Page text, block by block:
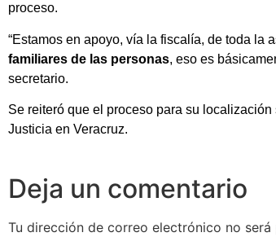
proceso.
“Estamos en apoyo, vía la fiscalía, de toda la
familiares de las personas, eso es
secretario.
Se reiteró que el proceso para su
Justicia en Veracruz.
Deja un comentario
Tu dirección de correo electrónico no será